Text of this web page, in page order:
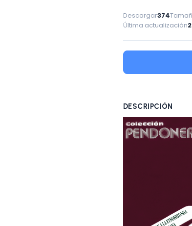
Descargar374
Última actualización
DESCRIPCIÓN